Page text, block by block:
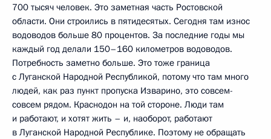
700 тысяч человек. Это заметная часть Ростовской
области. Они строились в пятидесятых. Сегодня там износ
водоводов больше 80 процентов. За последние годы мы
каждый год делали 150–160 километров водоводов.
Потребность заметно больше. Это тоже граница
с Луганской Народной Республикой, потому что там много
людей, как раз пункт пропуска Изварино, это совсем-
совсем рядом. Краснодон на той стороне. Люди там
и работают, и хотят жить – и, наоборот, работают
в Луганской Народной Республике. Поэтому не обращать